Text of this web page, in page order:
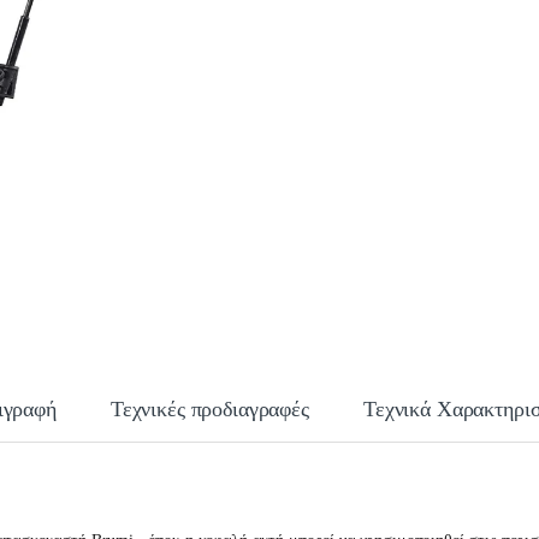
Τεχνικές προδιαγραφές Τεχνικά